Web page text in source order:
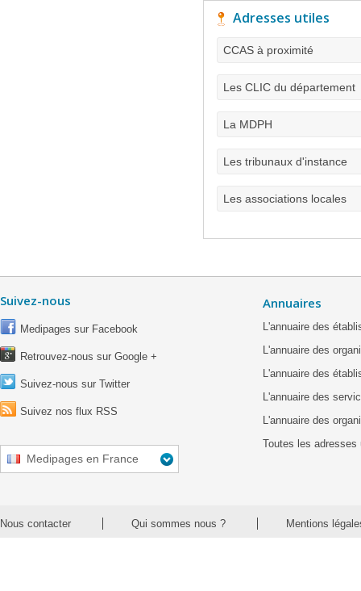
Adresses utiles
CCAS à proximité
Les CLIC du département
La MDPH
Les tribunaux d'instance
Les associations locales
Suivez-nous
Medipages sur Facebook
Retrouvez-nous sur Google +
Suivez-nous sur Twitter
Suivez nos flux RSS
Medipages en France
Annuaires
L'annuaire des
L'annuaire des
L'annuaire des
L'annuaire des
L'annuaire des
Toutes les adresses
Nous contacter Qui sommes nous ? Mentions